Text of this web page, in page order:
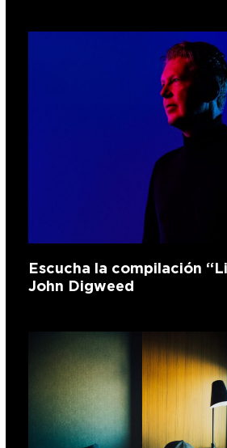
Escucha la compilación
John Digweed